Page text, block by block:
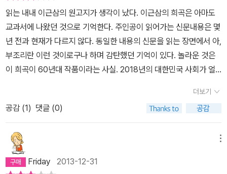
무하겠지만 보고 있는 관객도 허무하다. 사실 진정 허무해야 하는 것
은 언어인데 언어는 인간이 아니므로 허무해하지 않는다. 사실 부조
리극을 읽는다는 것은 인내가 필요하다. 각 문장으로는 아무런 의미
도 없는 말들이 등장하고 대화라고 보기에는 주고받음이 불분명한 말
들이 부지기수다. 등장인물간에 상호관계성 조차 의심스럽다. 읽고
몽환적인 느낌중 한자락이 와닿으면 그게 부조리극이 뜻한 무언가이
자 전부일 수도 있다고 생각한다.ps) 기차는 달리고 복사기는 고장난
다... 이런 장난해보면 재밌다. 맷돌은 도는데 TV는 언제 고치냐?
그러나 그는 불완전한 말로 극을 보고 있지않는 나에게 수많은 감정
을 만들어 낸다. 단지 두 인물이 대화를 나누고 의자를 나를 뿐이다.
그러나 나는 글을 읽으며 엄청나게 긴장한다. 그들의 죽음이 안타깝
고 변사의 마지막 말에 절망한다. 모순 되게 언어의 부조리를 말하는
그의 작품에서 위대한 언어를 발견한다. 언어도 부조리하고 삶도 부
삶을 인정하고, 때로 삶에 순응한다. 그러다 보면 그 부조리마저 경이
로울 때가 있다. 이 책을 읽었을 때 처럼. 그런 작은 순간이 세상을 긍
정하는 이유다. 이제 덜 억울하다. 그러나 여전히 의문이다. 나는 언어
로 완전히 소통할 수 있을까? 작품 속의 인물처럼 아무것도 제대로
담지 못하는 게 아닐까? 그러나 말이라도 없다면 나는 무엇으로 다른
사람을 이해할 수 있을까?
읽는 내내 이근삼의 원고지가 생각이 났다. 이근삼의 희곡은 아마도
교과서에 나왔던 것으로 기억한다. 주인공이 읽어가는 신문내용은 몇
년 전과 현재가 다르지 않다. 동일한 내용의 신문을 읽는 장면에서 아,
부조리란 이런 것이로구나 하며 감탄했던 기억이 있다. 놀라운 것은
이 희곡이 60년대 작품이라는 사실. 2018년의 대한민국 사회가 얼
년대의 대한민국과 2018년의 대한민국이 연결되는 고리가 곳곳에서
발견되는 것은 이근삼의 이 희곡이 오늘날까지 살아남아 공연이 되는
이유일 것이다. 안타깝게도 외젠 이오네스코의 연극에서는 이 정도의
감정이 일어나지는 않았다. 그의 연극 속 세계와 내가 속한 세계와는
시간과 장소와 언어의 간극이 있고, 그 간극만큼 거리가 느껴졌다. 프
랑스어로는 분명히 급소를 찌르고 재기발랄했을 대사들이 번역과 각
더보기
공감 (1) 댓글 (0)
Friday 2013-12-31